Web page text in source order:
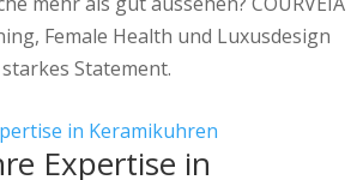
Female Health und Luxusdesign
Statement.
Expertise in